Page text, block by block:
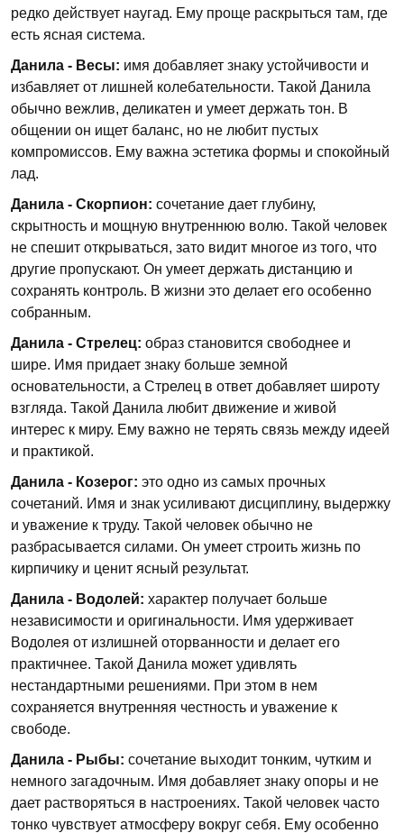
редко действует наугад. Ему проще раскрыться там, где
есть ясная система.
Данила - Весы: имя добавляет знаку устойчивости и
избавляет от лишней колебательности. Такой Данила
обычно вежлив, деликатен и умеет держать тон. В
общении он ищет баланс, но не любит пустых
компромиссов. Ему важна эстетика формы и спокойный
лад.
Данила - Скорпион: сочетание дает глубину,
скрытность и мощную внутреннюю волю. Такой человек
не спешит открываться, зато видит многое из того, что
другие пропускают. Он умеет держать дистанцию и
сохранять контроль. В жизни это делает его особенно
собранным.
Данила - Стрелец: образ становится свободнее и
шире. Имя придает знаку больше земной
основательности, а Стрелец в ответ добавляет широту
взгляда. Такой Данила любит движение и живой
интерес к миру. Ему важно не терять связь между идеей
и практикой.
Данила - Козерог: это одно из самых прочных
сочетаний. Имя и знак усиливают дисциплину, выдержку
и уважение к труду. Такой человек обычно не
разбрасывается силами. Он умеет строить жизнь по
кирпичику и ценит ясный результат.
Данила - Водолей: характер получает больше
независимости и оригинальности. Имя удерживает
Водолея от излишней оторванности и делает его
практичнее. Такой Данила может удивлять
нестандартными решениями. При этом в нем
сохраняется внутренняя честность и уважение к
свободе.
Данила - Рыбы: сочетание выходит тонким, чутким и
немного загадочным. Имя добавляет знаку опоры и не
дает растворяться в настроениях. Такой человек часто
тонко чувствует атмосферу вокруг себя. Ему особенно